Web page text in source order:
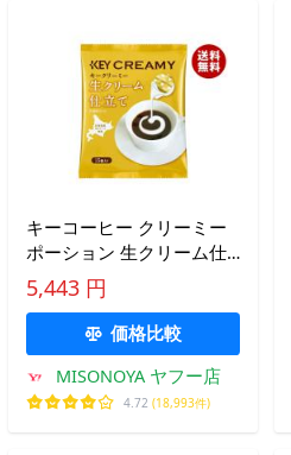
キーコーヒー クリーミー
ポーション 生クリーム仕
立て 4.5ml×15個×20袋入｜
送料無料
5,443 円
価格比較
MISONOYA ヤフー店
4.72 (18,993件)